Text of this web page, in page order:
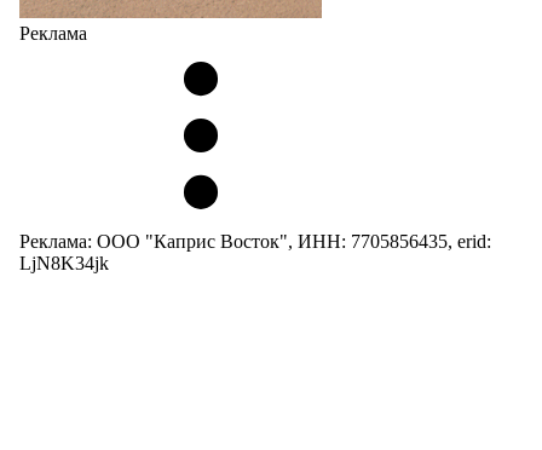
Реклама
Реклама: ООО "Каприс Восток", ИНН: 7705856435, erid:
LjN8K34jk